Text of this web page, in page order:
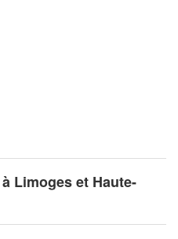
Limoges et Haute-